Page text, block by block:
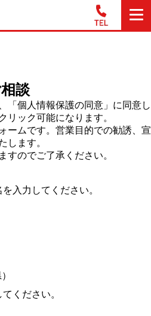
談
「個人情報保護の同意」に同意し
リック可能になります。
ームです。営業目的での勧誘、宣
します。
すのでご了承ください。
入力してください。
ください。